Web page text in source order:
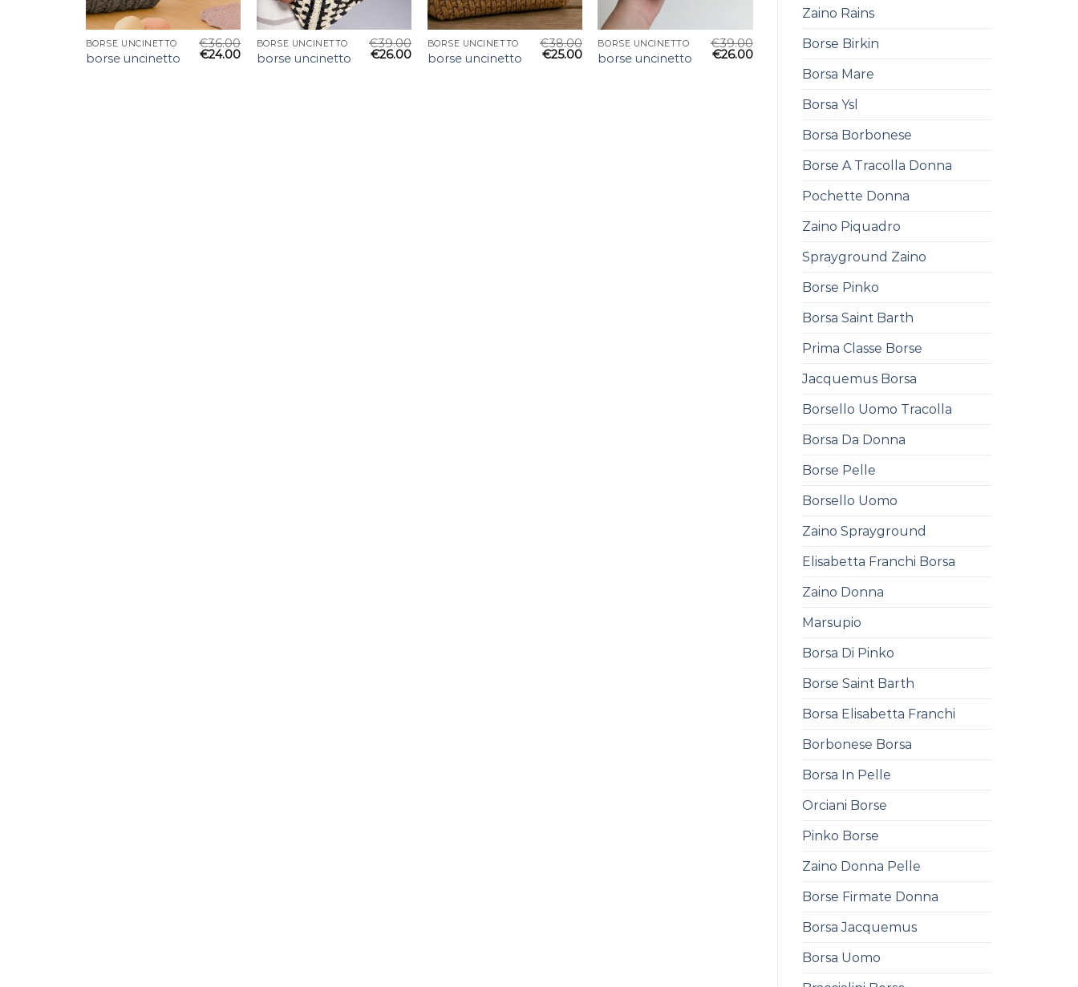
Zaino Rains
Borse Birkin
Borsa Mare
Borsa Ysl
Borsa Borbonese
Borse A Tracolla Donna
Pochette Donna
Zaino Piquadro
Sprayground Zaino
Borse Pinko
Borsa Saint Barth
Prima Classe Borse
Jacquemus Borsa
Borsello Uomo Tracolla
Borsa Da Donna
Borse Pelle
Borsello Uomo
Zaino Sprayground
Elisabetta Franchi Borsa
Zaino Donna
Marsupio
Borsa Di Pinko
Borse Saint Barth
Borsa Elisabetta Franchi
Borbonese Borsa
Borsa In Pelle
Orciani Borse
Pinko Borse
Zaino Donna Pelle
Borse Firmate Donna
Borsa Jacquemus
Borsa Uomo
BORSE UNCINETTO
borse uncinetto
€36.00
€24.00
BORSE UNCINETTO
borse uncinetto
€39.00
€26.00
BORSE UNCINETTO
borse uncinetto
€38.00
€25.00
BORSE UNCINETTO
borse uncinetto
€39.00
€26.00